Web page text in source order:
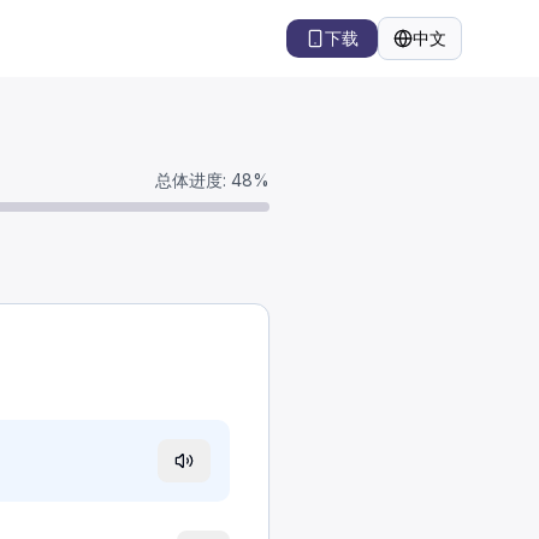
下载 中文
语言
总体进度: 48%